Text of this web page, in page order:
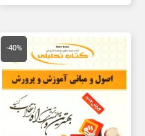
-40%
قیمت
اصلی
134,000 تومان
بود.
قیمت
فعلی
است.